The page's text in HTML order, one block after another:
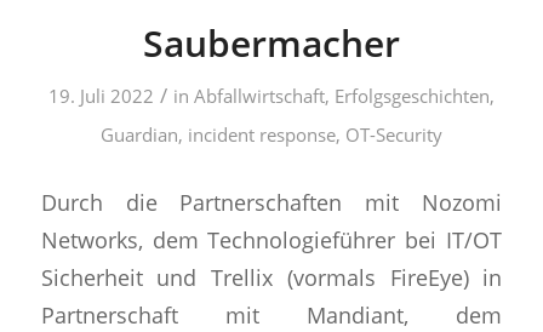
Saubermacher
19. Juli 2022 / in Abfallwirtschaft, Erfolgsgeschichten,
Guardian, incident response, OT-Security
Durch die Partnerschaften mit Nozomi
Networks, dem Technologieführer bei IT/OT
Sicherheit und Trellix (vormals FireEye) in
Partnerschaft mit Mandiant, dem